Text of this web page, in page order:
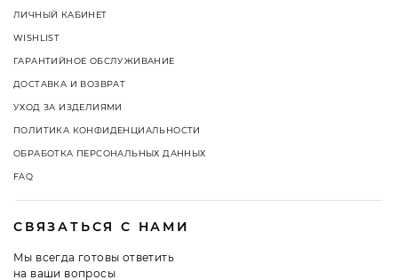
ЛИЧНЫЙ КАБИНЕТ
WISHLIST
ГАРАНТИЙНОЕ ОБСЛУЖИВАНИЕ
ДОСТАВКА И ВОЗВРАТ
УХОД ЗА ИЗДЕЛИЯМИ
ПОЛИТИКА КОНФИДЕНЦИАЛЬНОСТИ
ОБРАБОТКА ПЕРСОНАЛЬНЫХ ДАННЫХ
FAQ
СВЯЗАТЬСЯ С НАМИ
Мы всегда готовы ответить
на ваши вопросы